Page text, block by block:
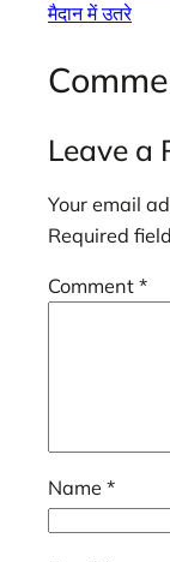
मैदान में उतरे
Leave a
Your email
Required
Comment *
Name *